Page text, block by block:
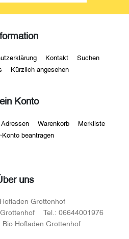
Kontakt Suchen
Kürzlich angesehen
Konto
Adressen Warenkorb Merkliste
Konto beantragen
uns
Hofladen Grottenhof
Tel.: 06644001976
Bio Hofladen Grottenhof